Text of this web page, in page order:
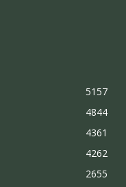
5157
4844
4361
4262
2655